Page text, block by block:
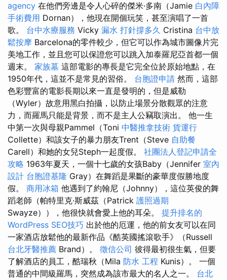
agency 在他們旁邊是令人心碎的傑米·多南（Jamie 白內障
手術費用 Dornan），他現在開個玩笑，甚至演唱了一首
歌。 台中水療服務 Vicky 漏水 打針撐多久 Cristina 台中放
鬆按摩 Barcelona的零件較少，但它可以作為城市圖像片完
美地工作，並且您可以保證您可以跳入加泰羅尼亞首都一個
週末。 家族墓 這部電影的專長是它完全位於原始地點，在
1950年代，這並不是常見的習俗。 台胞證申請 然而，這部
色彩豐富的電影長期以來一直是發明的，但是威勒
（Wyler）故意用黑白拍攝，以防止場景分散觀眾的注意
力，而羅馬只能是背景，而不是主人公竊取演出。 他一生
中第一次與母親Pammel（Toni 中醫推拿技術 貨運行
Collette）和該女子的暴力朋友Trent（Steve 自助餐
Carell）和她的女兒Steph一起度假。 社團法人登記申請全
攻略 1963年夏天，一個十七歲的女孩Baby（Jennifer 室內
設計 台胞證基隆 Gray）在舞蹈是果斷的豪華度假勝地度
假。 商用冰箱 他遇到了約翰尼（Johnny），這位英俊的舞
蹈老師（帕特里克·斯威茲（Patrick 護照過期
Swayze）），他很快就會愛上他的耳朵。 提升排名的
WordPress SEO技巧 出於他的厄運，他的前女友可以在同
一家酒店放鬆他的最新作品《酷英國搖滾歌手》（Russell
台北牙醫推薦 Brand）。 徵信公司 彼得最初很生氣，但要
了解酒店的員工，酷瑞秋（Mila 防水 工程 Kunis）。 一個
普通的中間級羅馬，突然成為該市最大的名人之一。 台北